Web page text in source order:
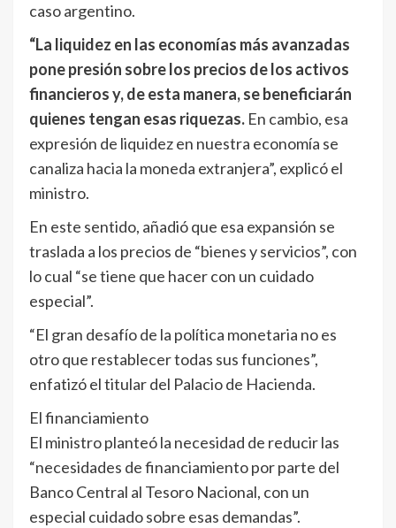
caso argentino.
“La liquidez en las economías más avanzadas
pone presión sobre los precios de los activos
financieros y, de esta manera, se beneficiarán
quienes tengan esas riquezas. En cambio, esa
expresión de liquidez en nuestra economía se
canaliza hacia la moneda extranjera”, explicó el
ministro.
En este sentido, añadió que esa expansión se
traslada a los precios de “bienes y servicios”, con
lo cual “se tiene que hacer con un cuidado
especial”.
“El gran desafío de la política monetaria no es
otro que restablecer todas sus funciones”,
enfatizó el titular del Palacio de Hacienda.
El financiamiento
El ministro planteó la necesidad de reducir las
“necesidades de financiamiento por parte del
Banco Central al Tesoro Nacional, con un
especial cuidado sobre esas demandas”.